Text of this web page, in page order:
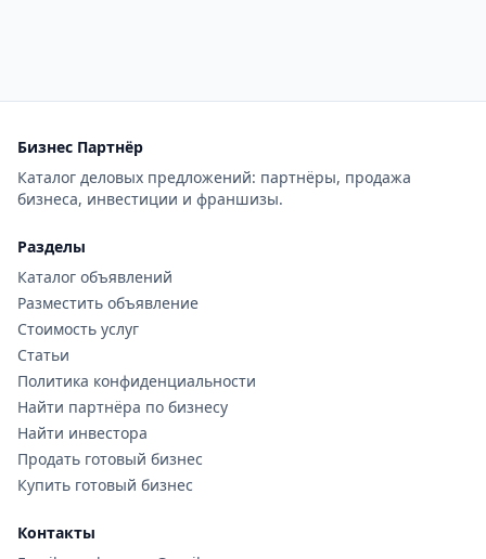
Бизнес Партнёр
Каталог деловых предложений: партнёры, продажа
бизнеса, инвестиции и франшизы.
Разделы
Каталог объявлений
Разместить объявление
Стоимость услуг
Статьи
Политика конфиденциальности
Найти партнёра по бизнесу
Найти инвестора
Продать готовый бизнес
Купить готовый бизнес
Контакты